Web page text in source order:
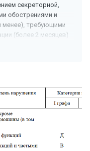
секреторной,
обострениями и
менее), требующими
(более 2 месяцев)
обострениями;